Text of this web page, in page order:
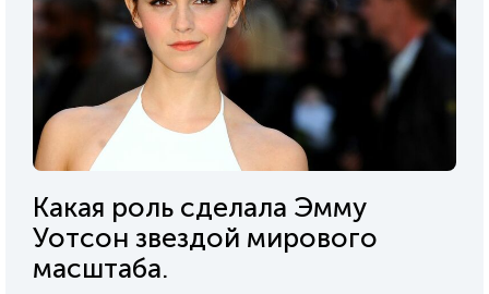
Какая роль сделала Эмму
Уотсон звездой мирового
масштаба.